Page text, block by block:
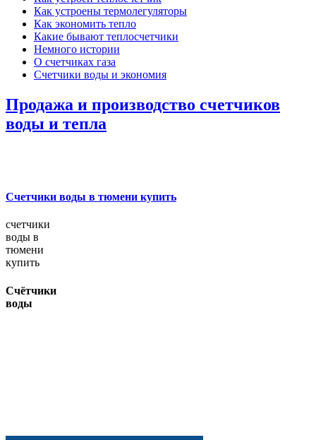
Как устроены термолегуляторы
Как экономить тепло
Какие бывают теплосчетчики
Немного истории
О счетчиках газа
Счетчики воды и экономия
Продажа и производство счетчиков
воды и тепла
Счетчики воды в тюмени купить
счетчики
воды в
тюмени
купить
Счётчики
воды